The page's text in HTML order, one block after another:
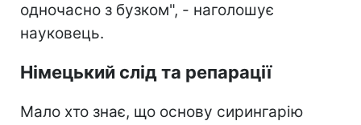
одночасно з бузком", - наголошує
науковець.
Німецький слід та репарації
Мало хто знає, що основу сирингарію